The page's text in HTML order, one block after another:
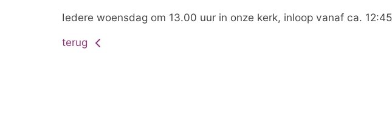
Iedere woensdag om 13.00 uur in onze kerk, inloop vanaf ca.
terug